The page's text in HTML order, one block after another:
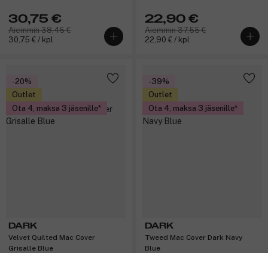
30,75 €
Aiemmin 38,45 €
30,75 € / kpl
22,90 €
Aiemmin 37,55 €
22,90 € / kpl
-20%
Outlet
Ota 4, maksa 3 jäsenille
DARK
Velvet Quilted Mac Cover
Grisalle Blue
-39%
Outlet
Ota 4, maksa 3 jäsenille
DARK
Tweed Mac Cover Dark Navy
Blue